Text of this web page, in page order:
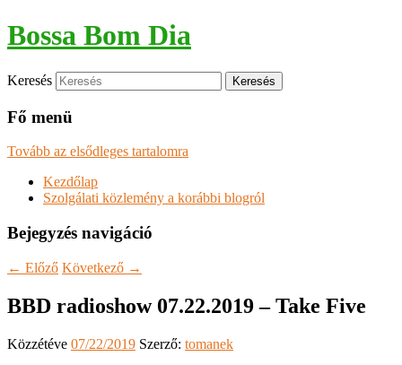
Bossa Bom Dia
Keresés
Fő menü
Tovább az elsődleges tartalomra
Kezdőlap
Szolgálati közlemény a korábbi blogról
Bejegyzés navigáció
← Előző Következő →
BBD radioshow 07.22.2019 – Take Five
Közzétéve 07/22/2019 Szerző: tomanek